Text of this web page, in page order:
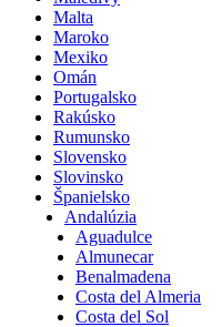
Malta
Maroko
Mexiko
Omán
Portugalsko
Rakúsko
Rumunsko
Slovensko
Slovinsko
Španielsko
Andalúzia
Aguadulce
Almunecar
Benalmadena
Costa del Almeria
Costa del Sol